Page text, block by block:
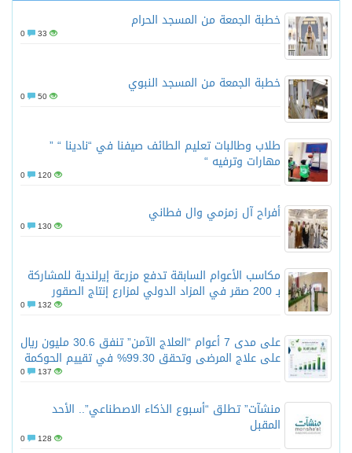
خطبة الجمعة من المسجد الحرام
33
خطبة الجمعة من المسجد النبوي
50
طلاب وطالبات تعليم الطائف صيفنا في “نادينا “ ”
مهارات وترفيه “
120
أفراح آل زمزمي وال فطاني
130
مكاسب الأعوام السابقة تدفع مزرعة إيرلندية للمشاركة
بـ 200 صقر في المزاد الدولي لمزارع إنتاج الصقور
132
على مدى 7 أعوام “العلاج الآمن” تنفق 30.6 مليون ريال
على علاج المرضى وتحقق 99.30% في تقييم الحوكمة
137
منشآت” تطلق “أسبوع الذكاء الاصطناعي”.. الأحد
المقبل
128